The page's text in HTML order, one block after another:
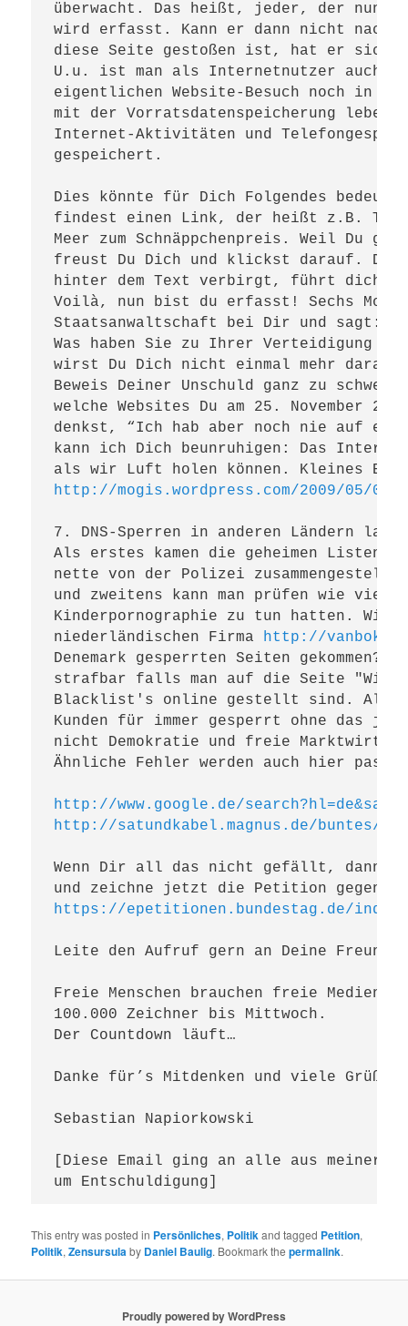
überwacht. Das heißt, jeder, der nun
wird erfasst. Kann er dann nicht
diese Seite gestoßen ist, hat er sich
U.u. ist man als Internetnutzer auch
eigentlichen Website-Besuch noch in
mit der Vorratsdatenspeicherung leben
Internet-Aktivitäten und
gespeichert.
Dies könnte für Dich Folgendes
findest einen Link, der heißt z.B. Tolle
Meer zum Schnäppchenpreis. Weil Du
freust Du Dich und klickst darauf.
hinter dem Text verbirgt, führt dich
Voilà, nun bist du erfasst! Sechs
Staatsanwaltschaft bei Dir und sagt:
Was haben Sie zu Ihrer Verteidigung zu
wirst Du Dich nicht einmal mehr daran
Beweis Deiner Unschuld ganz zu
welche Websites Du am 25. November
denkst, “Ich hab aber noch nie auf
kann ich Dich beunruhigen: Das
http://mogis.wordpress.com/2009/05/
7. DNS-Sperren in anderen Ländern
Als erstes kamen die geheimen Listen
nette von der Polizei
und zweitens kann man prüfen wie
Kinderpornographie zu tun hatten.
niederländischen Firma http://
Denemark gesperrten Seiten
strafbar falls man auf die Seite
Blacklist's online gestellt sind. Also
Kunden für immer gesperrt ohne das
nicht Demokratie und freie
Ähnliche Fehler werden auch hier
http://www.google.de/
http://satundkabel.magnus.de/buntes/
Wenn Dir all das nicht gefällt, dann
https://epetitionen.bundestag.de/
Leite den Aufruf gern an Deine
Freie Menschen brauchen freie Medien!
100.000 Zeichner bis Mittwoch.
Der Countdown läuft…
Danke für’s Mitdenken und viele Grüße,
Sebastian Napiorkowski
[Diese Email ging an alle aus
um Entschuldigung]
This entry was posted in Persönliches, Politikand tagged Petition,
Politik,Zensursulaby Daniel Baulig. Bookmark thepermalink.
Proudly powered by WordPress